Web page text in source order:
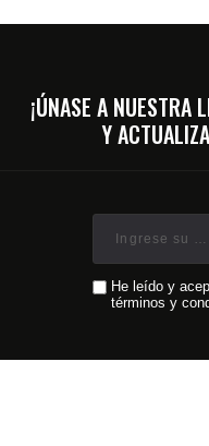
¡ÚNASE A NUESTRA
Y
He leído y
términos y